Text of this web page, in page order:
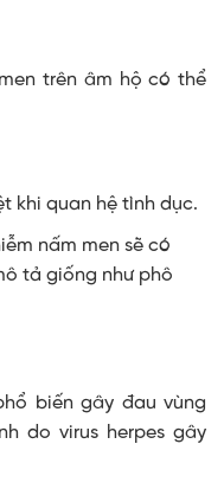
trên âm hộ có thể
khi quan hệ tình dục.
nấm men sẽ có
tả giống như phô
biến gây đau vùng
do virus herpes gây